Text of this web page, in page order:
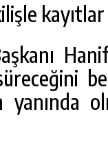
yanında